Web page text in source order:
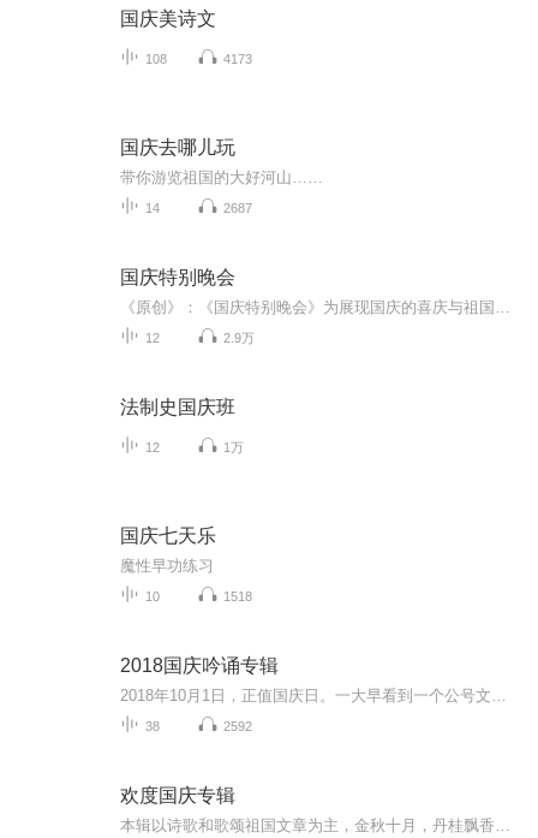
国庆美诗文
108 4173
国庆去哪儿玩
带你游览祖国的大好河山……
14 2687
国庆特别晚会
12 2.9万
法制史国庆班
12 1万
国庆七天乐
魔性早功练习
10 1518
2018国庆吟诵专辑
38 2592
欢度国庆专辑